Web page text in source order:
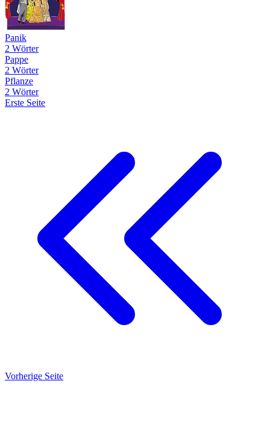
Panik
2 Wörter
Pappe
2 Wörter
Pflanze
2 Wörter
Erste Seite
Vorherige Seite